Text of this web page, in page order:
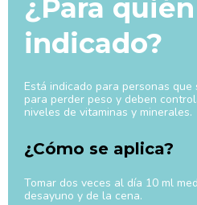
¿Para
indicado?
Está indicado para personas
para perder peso y deben
niveles de vitaminas y minerales.
¿Cómo se aplica?
Tomar dos veces al día 10 ml
desayuno y de la cena.